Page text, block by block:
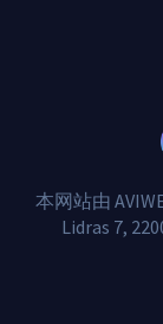
本网站由
Lidras 7,